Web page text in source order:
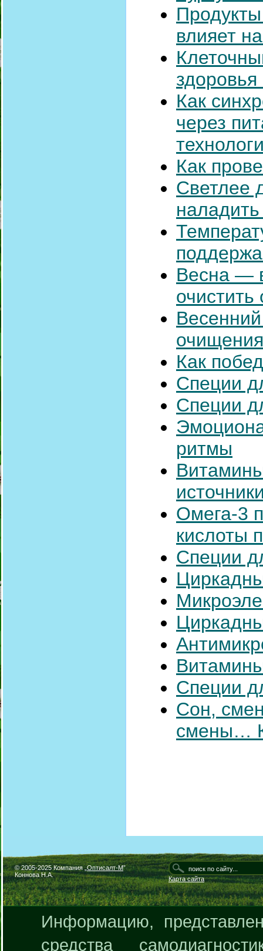
влияет
здоровья
Как
через
Как
Светлее
Весна —
очистить
Как
Специи
Специи
ритмы
Омега-3
кислоты
Специи
Специи
Сон,
смены…
© 2005-2025 Компания „Оптисалт-М”
Коннова Н.А.
Карта сайта
Информацию,
средства